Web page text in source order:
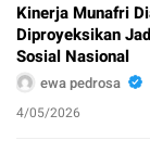
Kinerja Munafri
Diproyeksikan
Sosial Nasional
ewa pedrosa
4/05/2026